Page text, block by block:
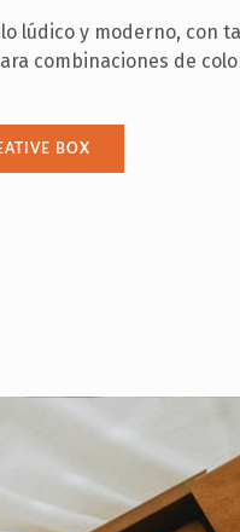
lúdico y moderno, con
combinaciones de
BOX